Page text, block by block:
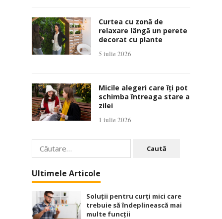
Curtea cu zonă de
relaxare lângă un perete
decorat cu plante
5 iulie 2026
Micile alegeri care îți pot
schimba întreaga stare a
zilei
1 iulie 2026
Caută
după:
Ultimele Articole
Soluții pentru curți mici care
trebuie să îndeplinească mai
multe funcții